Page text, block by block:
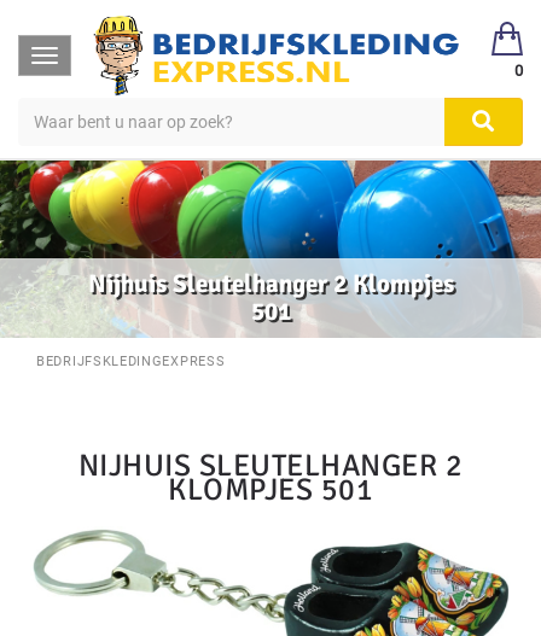
Toggle
navigation
0
Nijhuis Sleutelhanger 2 Klompjes
501
BEDRIJFSKLEDINGEXPRESS
NIJHUIS SLEUTELHANGER 2
KLOMPJES 501